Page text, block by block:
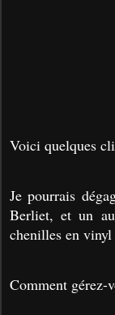
Voici quelques
Je pourrais
Berliet, et un
chenilles en vinyl
Comment gérez-